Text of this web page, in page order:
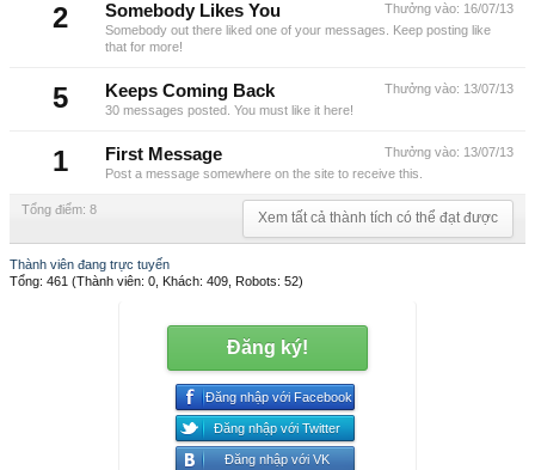
2 Thưởng vào: 16/07/13
Somebody Likes You
Somebody out there liked one of your messages. Keep posting like
that for more!
5 Thưởng vào: 13/07/13
Keeps Coming Back
30 messages posted. You must like it here!
1 Thưởng vào: 13/07/13
First Message
Post a message somewhere on the site to receive this.
Tổng điểm: 8 Xem tất cả thành tích có thể đạt được
Thành viên đang trực tuyến
Tổng: 461 (Thành viên: 0, Khách: 409, Robots: 52)
Đăng ký!
Đăng nhập với Facebook
Đăng nhập với Twitter
Đăng nhập với VK